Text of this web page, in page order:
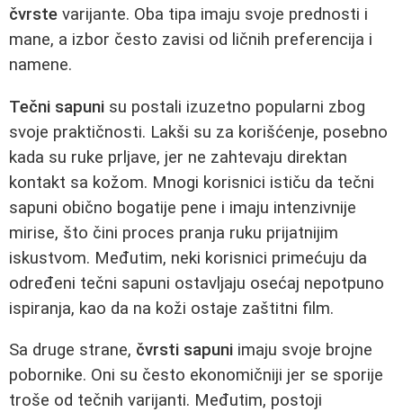
čvrste varijante. Oba tipa imaju svoje prednosti i
mane, a izbor često zavisi od ličnih preferencija i
namene.
Tečni sapuni su postali izuzetno popularni zbog
svoje praktičnosti. Lakši su za korišćenje, posebno
kada su ruke prljave, jer ne zahtevaju direktan
kontakt sa kožom. Mnogi korisnici ističu da tečni
sapuni obično bogatije pene i imaju intenzivnije
mirise, što čini proces pranja ruku prijatnijim
iskustvom. Međutim, neki korisnici primećuju da
određeni tečni sapuni ostavljaju osećaj nepotpuno
ispiranja, kao da na koži ostaje zaštitni film.
Sa druge strane, čvrsti sapuni imaju svoje brojne
pobornike. Oni su često ekonomičniji jer se sporije
troše od tečnih varijanti. Međutim, postoji